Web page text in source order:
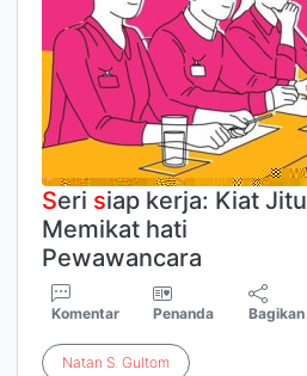
Seri siap kerja: Kiat Jitu
Memikat hati
Pewawancara
Komentar Penanda Bagikan
Natan S. Gultom